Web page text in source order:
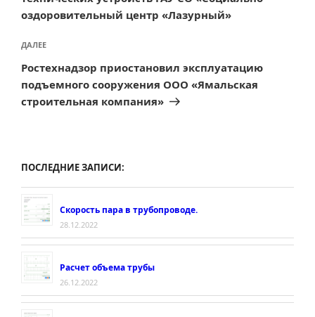
оздоровительный центр «Лазурный»
Следующая
запись
ДАЛЕЕ
Ростехнадзор приостановил эксплуатацию
подъемного сооружения ООО «Ямальская
строительная компания»
ПОСЛЕДНИЕ ЗАПИСИ:
Скорость пара в трубопроводе.
28.12.2022
Расчет объема трубы
26.12.2022